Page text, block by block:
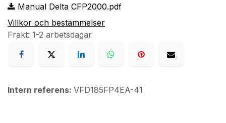
Manual Delta CFP2000.pdf
Villkor och bestämmelser
Frakt: 1-2 arbetsdagar
Intern referens: VFD185FP4EA-41